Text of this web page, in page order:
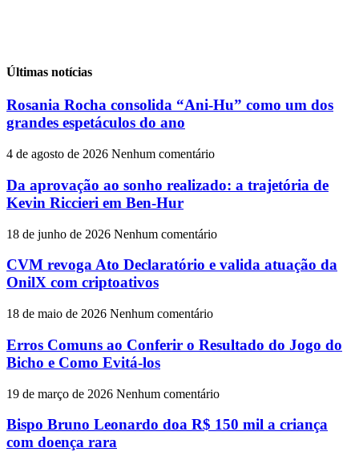
Últimas notícias
Rosania Rocha consolida “Ani-Hu” como um dos
grandes espetáculos do ano
4 de agosto de 2026 Nenhum comentário
Da aprovação ao sonho realizado: a trajetória de
Kevin Riccieri em Ben-Hur
18 de junho de 2026 Nenhum comentário
CVM revoga Ato Declaratório e valida atuação da
OnilX com criptoativos
18 de maio de 2026 Nenhum comentário
Erros Comuns ao Conferir o Resultado do Jogo do
Bicho e Como Evitá-los
19 de março de 2026 Nenhum comentário
Bispo Bruno Leonardo doa R$ 150 mil a criança
com doença rara